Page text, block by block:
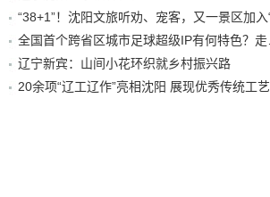
辽宁新宾：山间小花环织就乡村振兴路
20余项“辽工辽作”亮相沈阳 展现优秀传统工艺